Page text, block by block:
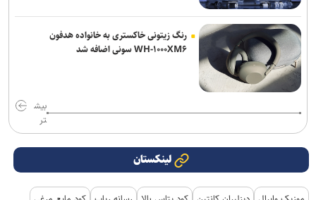
رنگ زیتونی خاکستری به خانواده هدفون
WH-۱۰۰۰XM۶ سونی اضافه شد
بیش
تر
لینکستان